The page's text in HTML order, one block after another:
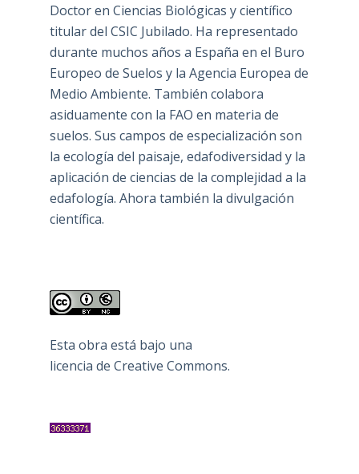
Doctor en Ciencias Biológicas y científico
titular del CSIC Jubilado. Ha representado
durante muchos años a España en el Buro
Europeo de Suelos y la Agencia Europea de
Medio Ambiente. También colabora
asiduamente con la FAO en materia de
suelos. Sus campos de especialización son
la ecología del paisaje, edafodiversidad y la
aplicación de ciencias de la complejidad a la
edafología. Ahora también la divulgación
científica.
Esta obra está bajo una
licencia de Creative Commons.